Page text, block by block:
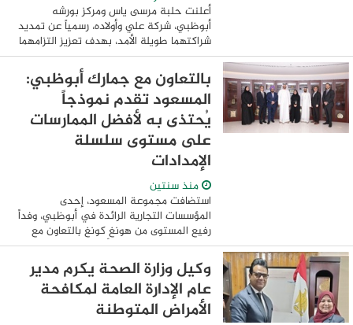
أعلنت حلبة مرسى ياس ومركز بورشه
أبوظبي، شركة علي وأولاده، رسمياً عن تمديد
شراكتهما طويلة الأمد، بهدف تعزيز التزامهما
المشترك بتقديم تجارب ذات مستوى عالمي
في مجال السيارات بالعاصمة أبوظبي.
ويساهم ...
بالتعاون مع جمارك أبوظبي:
المسعود تقدم نموذجاً
يُحتذى به لأفضل الممارسات
على مستوى سلسلة
الإمدادات
منذ سنتين
استضافت مجموعة المسعود، إحدى
المؤسسات التجارية الرائدة في أبوظبي، وفداً
رفيع المستوى من هونغ كونغ بالتعاون مع
جمارك الإمارات وجمارك أبوظبي والهيئة
الاتحادية للضرائب. وتم في إطار الزيارة تسليط
الضوء ...
وكيل وزارة الصحة يكرم مدير
عام الإدارة العامة لمكافحة
الأمراض المتوطنة